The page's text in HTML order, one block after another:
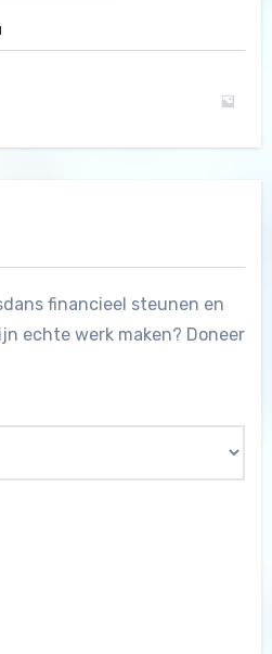
financieel steunen en
echte werk maken? Doneer